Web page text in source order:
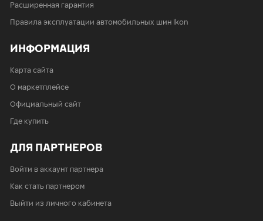
Расширенная гарантия
Правила эксплуатации автомобильных шин Ikon
ИНФОРМАЦИЯ
Карта сайта
О маркетплейсе
Официальный сайт
Где купить
ДЛЯ ПАРТНЕРОВ
Войти в аккаунт партнера
Как стать партнером
Выйти из личного кабинета